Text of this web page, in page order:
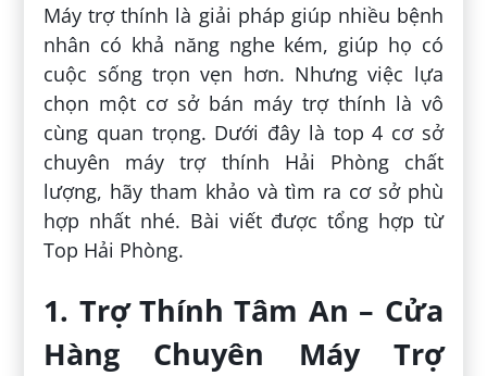
Máy trợ thính là giải pháp giúp nhiều bệnh
nhân có khả năng nghe kém, giúp họ có
cuộc sống trọn vẹn hơn. Nhưng việc lựa
chọn một cơ sở bán máy trợ thính là vô
cùng quan trọng. Dưới đây là top 4 cơ sở
chuyên máy trợ thính Hải Phòng chất
lượng, hãy tham khảo và tìm ra cơ sở phù
hợp nhất nhé. Bài viết được tổng hợp từ
Top Hải Phòng.
1. Trợ Thính Tâm An – Cửa
Hàng Chuyên Máy Trợ